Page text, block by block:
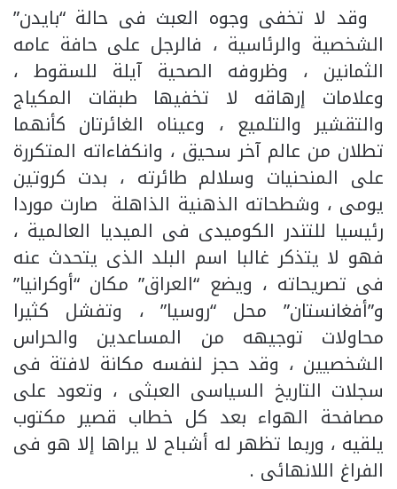
وقد لا تخفى وجوه العبث فى حالة “بايدن”
الشخصية والرئاسية ، فالرجل على حافة عامه
الثمانين ، وظروفه الصحية آيلة للسقوط ،
وعلامات إرهاقه لا تخفيها طبقات المكياج
والتقشير والتلميع ، وعيناه الغائرتان كأنهما
تطلان من عالم آخر سحيق ، وانكفاءاته المتكررة
على المنحنيات وسلالم طائرته ، بدت كروتين
يومى ، وشطحاته الذهنية الذاهلة صارت موردا
رئيسيا للتندر الكوميدى فى الميديا العالمية ،
فهو لا يتذكر غالبا اسم البلد الذى يتحدث عنه
فى تصريحاته ، ويضع “العراق” مكان “أوكرانيا”
و”أفغانستان” محل “روسيا” ، وتفشل كثيرا
محاولات توجيهه من المساعدين والحراس
الشخصيين ، وقد حجز لنفسه مكانة لافتة فى
سجلات التاريخ السياسى العبثى ، وتعود على
مصافحة الهواء بعد كل خطاب قصير مكتوب
يلقيه ، وربما تظهر له أشباح لا يراها إلا هو فى
الفراغ اللانهائى .